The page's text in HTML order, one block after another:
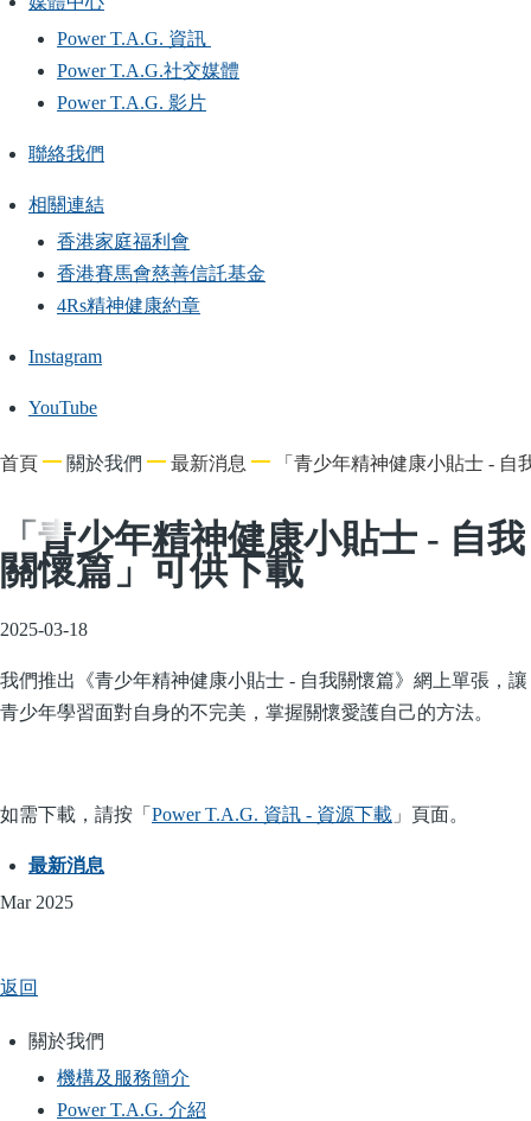
Power T.A.G. 資訊
Power T.A.G.社交媒體
Power T.A.G. 影片
聯絡我們
相關連結
香港家庭福利會
香港賽馬會慈善信託基金
4Rs精神健康約章
Instagram
YouTube
導
連
結
首頁 關於我們 最新消息 「青少年精神健康小貼士 - 自
「青少年精神健康小貼士 - 自我
關懷篇」可供下載
2025-03-18
我們推出《青少年精神健康小貼士 - 自我關懷篇》網上單張， 讓
青少年學習面對自身的不完美，掌握關懷愛護自己的方法。
如需下載，請按「 Power T.A.G. 資訊 - 資源下載 」頁面。
最新消息
Mar 2025
返回
Main
navigation
關於我們
機構及服務簡介
Power T.A.G. 介紹